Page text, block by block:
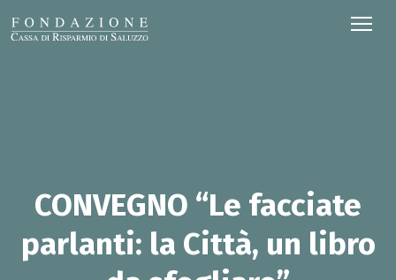
CONVEGNO “Le facciate
parlanti: la Città, un libro